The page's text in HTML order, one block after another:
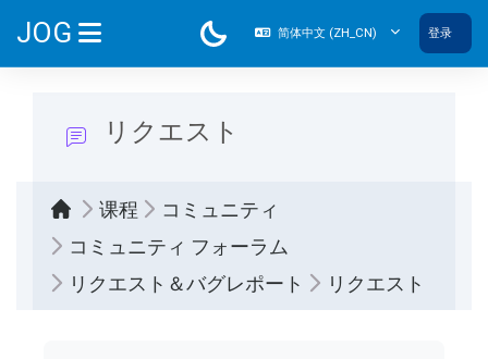
JOG 简体中文 ‎(ZH_CN)‎ 登录
リクエスト
课程
コミュニティ
コミュニティ フォーラム
リクエスト＆バグレポート
リクエスト